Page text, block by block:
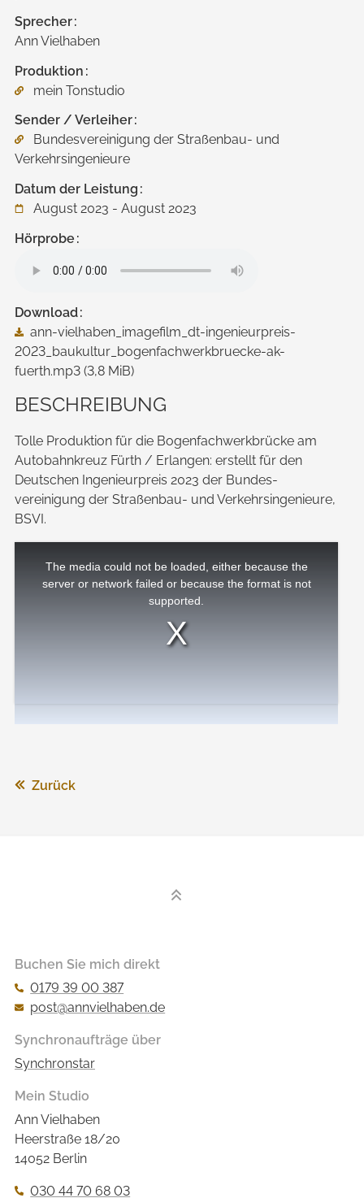
Sprecher
Ann Vielhaben
Produktion
mein Tonstudio
Sender / Verleiher
Bundesvereinigung der Straßenbau- und
Verkehrsingenieure
Datum der Leistung
August 2023 - August 2023
Hörprobe
Download
ann-vielhaben_imagefilm_dt-ingenieurpreis-
2023_baukultur_bogenfachwerkbruecke-ak-
fuerth.mp3 (3,8 MiB)
BESCHREIBUNG
Tolle Produktion für die Bogenfachwerk­brücke am
Autobahn­kreuz Fürth / Erlangen: erstellt für den
Deutschen Ingenieur­preis 2023 der Bundes­
vereinigung der Straßenbau- und Verkehrs­ingenieure,
BSVI.
window.
The media could not be loaded, either because the
server or network failed or because the format is not
supported.
Zurück
Buchen Sie mich direkt
0179 39 00 387
post@annvielhaben.de
Synchronaufträge über
Synchronstar
Mein Studio
Ann Vielhaben
Heerstraße 18/20
14052 Berlin
030 44 70 68 03